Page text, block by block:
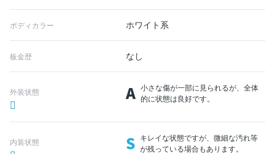
ボディカラー ホワイト系
板金歴 なし
外装状態 A 小さな傷が一部に見られるが、全体
的に状態は良好です。
内装状態 S キレイな状態ですが、微細な汚れ等
が残っている場合もあります。